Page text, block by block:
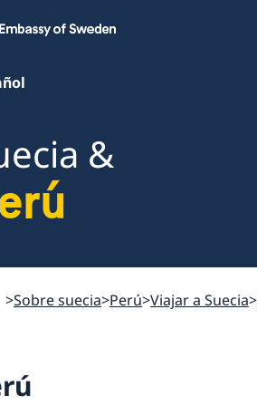
&
Sobre suecia Perú Viajar a Suecia